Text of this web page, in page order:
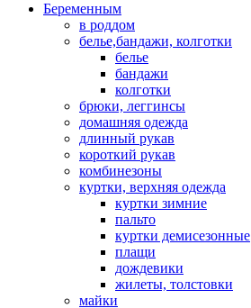
Беременным
в роддом
белье,бандажи, колготки
белье
бандажи
колготки
брюки, леггинсы
домашняя одежда
длинный рукав
короткий рукав
комбинезоны
куртки, верхняя одежда
куртки зимние
пальто
куртки демисезонные
плащи
дождевики
жилеты, толстовки
майки